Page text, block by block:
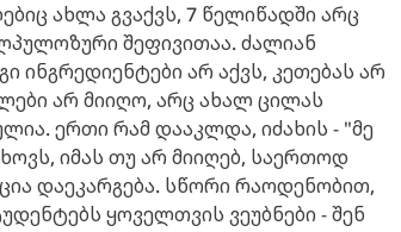
ახლა გვაქვს, 7 წელიწადში არც
შეფივითაა. ძალიან
ინგრედიენტები არ აქვს, კეთებას არ
არ მიიღო, არც ახალ ცილას
ერთი რამ დააკლდა, იძახის - "მე
იმას თუ არ მიიღებ, საერთოდ
დაეკარგება. სწორი რაოდენობით,
ყოველთვის ვეუბნები - შენ